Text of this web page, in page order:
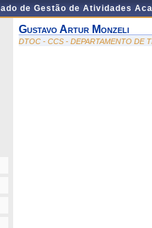
de Gestão de Atividades
Gustavo Artur Monzeli
DTOC - CCS - DEPARTAMENTO DE